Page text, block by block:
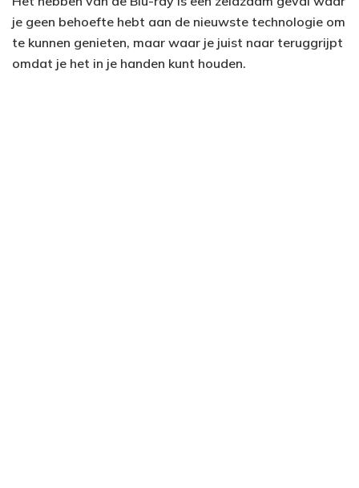
je geen behoefte hebt aan de nieuwste technologie om
te kunnen genieten, maar waar je juist naar teruggrijpt
omdat je het in je handen kunt houden.